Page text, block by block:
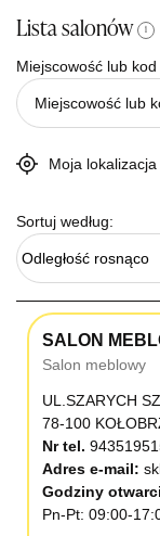
Lista salonów i
Miejscowość lub
Moja lokalizacja
Sortuj według:
Odległość rosnąco
SALON
Salon meblowy
UL.SZARYCH
78-100
Nr tel.
Adres e-mail:
Godziny
Pn-Pt: 09:00-